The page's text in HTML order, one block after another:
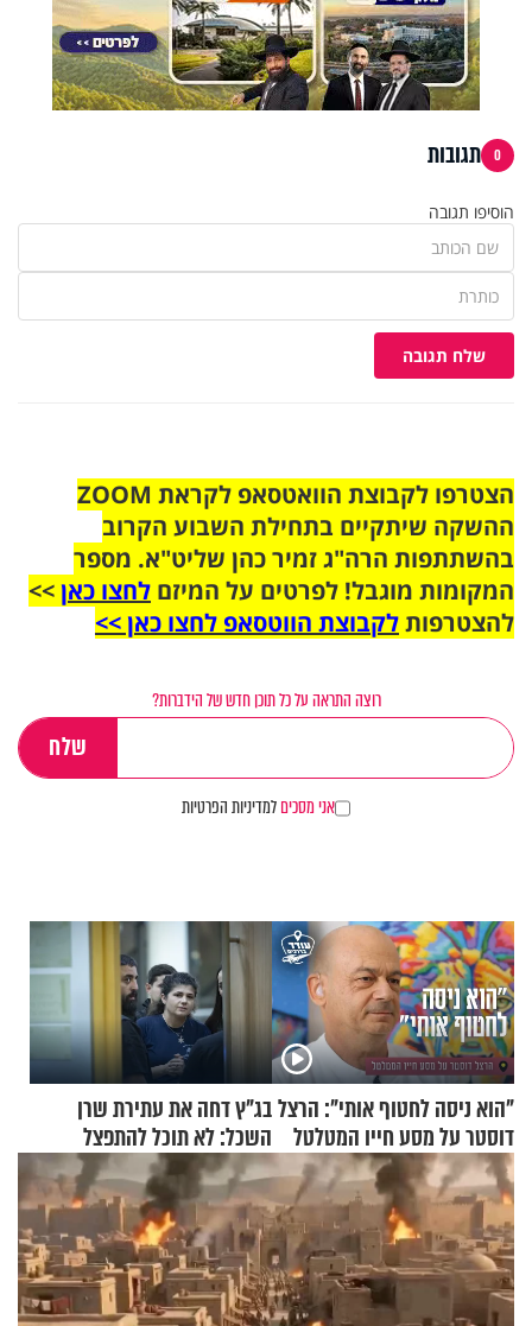
0 תגובות
הוסיפו תגובה
שלח תגובה
הצטרפו לקבוצת הוואטסאפ לקראת ZOOM
ההשקה שיתקיים בתחילת השבוע הקרוב
בהשתתפות הרה"ג זמיר כהן שליט"א. מספר
המקומות מוגבל! לפרטים על המיזם לחצו כאן>>
להצטרפותלקבוצת הווטסאפ לחצו כאן >>
רוצה התראה על כל תוכן חדש של הידברות?
אני מסכיםלמדיניות הפרטיות
"הוא ניסה לחטוף אותי": הרצל
דוסטר על מסע חייו המטלטל
בג"ץ דחה את עתירת שרן
השכל: לא תוכל להתפצל
מהליכוד